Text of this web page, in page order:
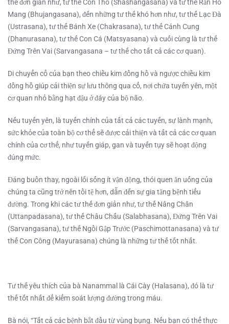
thế đơn giản như, tư thế Con Thỏ (Shashangasana) và tư thế Rắn Hổ
Mang (Bhujangasana), đến những tư thế khó hơn như, tư thế Lạc Đà
(Ustrasana), tư thế Bánh Xe (Chakrasana), tư thế Cánh Cung
(Dhanurasana), tư thế Con Cá (Matsyasana) và cuối cùng là tư thế
Đứng Trên Vai (Sarvangasana – tư thế cho tất cả các cơ quan).
Di chuyển cổ của bạn theo chiều kim đồng hồ và ngược chiều kim
đồng hồ giúp cải thiện sự lưu thông qua cổ, nơi chứa tuyến yên, một
cơ quan nhỏ bằng hạt đậu ở đáy của bộ não.
Nếu tuyến yên, là tuyến chính của tất cả các tuyến, sự lành mạnh,
sức khỏe của toàn bộ cơ thể sẽ được cải thiện và tất cả các cơ quan
chính của cơ thể, như tuyến giáp, gan và tuyến tụy sẽ hoạt động
đúng mức.
Đáng buồn thay, ngoài lối sống ít vận động, thói quen ăn uống của
chúng ta cũng trở nên tồi tệ hơn, dẫn đến sự gia tăng bệnh tiểu
đường. Trong khi các tư thế đơn giản như, tư thế Nâng Chân
(Uttanpadasana), tư thế Châu Chấu (Salabhasana), Đứng Trên Vai
(Sarvangasana), tư thế Ngồi Gập Trước (Paschimottanasana) và tư
thế Con Công (Mayurasana) chúng là những tư thế tốt nhất.
Tư thế yêu thích của bà Nanammal là Cái Cày (Halasana), đó là tư
thế tốt nhất để kiểm soát lượng đường trong máu.
Bà nói, “Tất cả các bệnh bắt đầu từ vùng bụng. Nếu bạn có thể thực